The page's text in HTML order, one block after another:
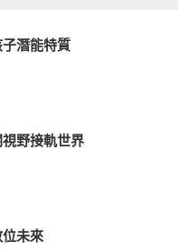
潛能特質
野接軌世界
未來